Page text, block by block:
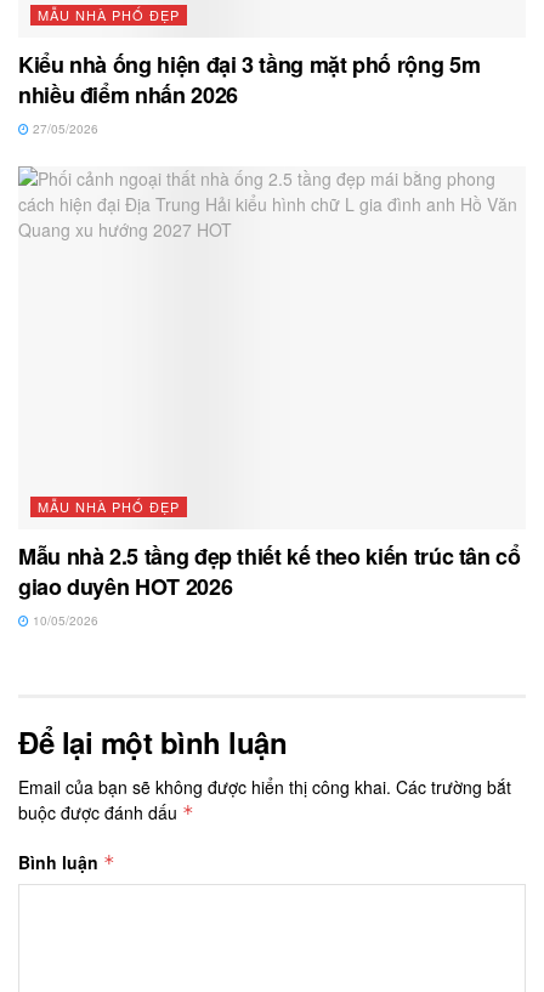
MẪU NHÀ PHỐ ĐẸP
Kiểu nhà ống hiện đại 3 tầng mặt phố rộng 5m
nhiều điểm nhấn 2026
27/05/2026
MẪU NHÀ PHỐ ĐẸP
Mẫu nhà 2.5 tầng đẹp thiết kế theo kiến trúc tân cổ
giao duyên HOT 2026
10/05/2026
Để lại một bình luận
Email của bạn sẽ không được hiển thị công khai. Các trường bắt
buộc được đánh dấu *
Bình luận *